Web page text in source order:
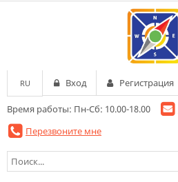
Время работы: Пн-Сб: 10.00-18.00
Перезвоните мне
RU Вход Регистрация